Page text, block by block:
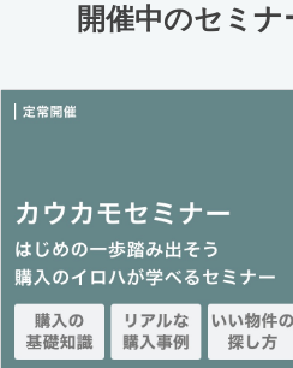
開催中のセミナ